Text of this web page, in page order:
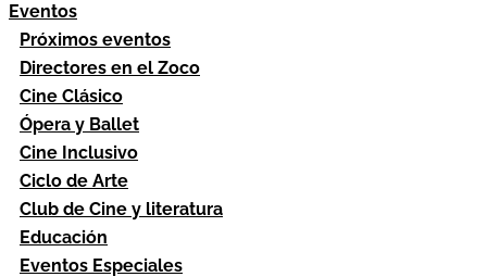
Eventos
Próximos eventos
Directores en el Zoco
Cine Clásico
Ópera y Ballet
Cine Inclusivo
Ciclo de Arte
Club de Cine y literatura
Educación
Eventos Especiales